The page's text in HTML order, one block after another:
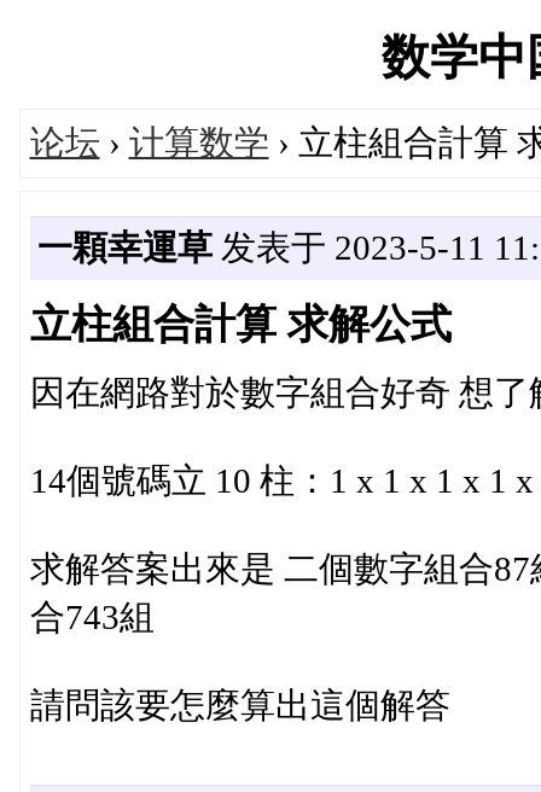
数学中
论坛 › 计算数学 › 立柱組合計算
一顆幸運草发表于 2023-5-11
立柱組合計算 求解公式
因在網路對於數字組合好奇 想
14個號碼立 10 柱：1 x 1 x 1 x 1
求解答案出來是 二個數字組合
合743組
請問該要怎麼算出這個解答